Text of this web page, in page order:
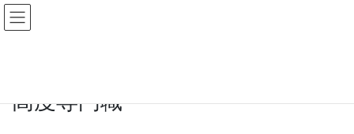
コ
ン
ス
ナ
ビ
ン高度専門職